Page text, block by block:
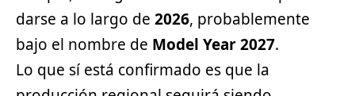
darse a lo largo de 2026, probablemente
bajo el nombre de Model Year 2027.
Lo que sí está confirmado es que la